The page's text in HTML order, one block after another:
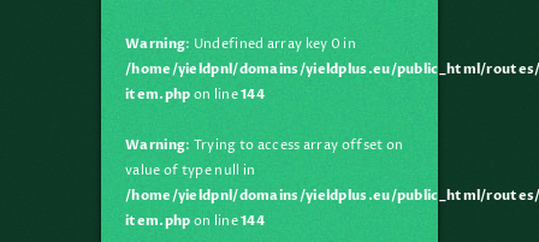
Warning: Undefined array key 0 in
/home/yieldpnl/domains/yieldplus.eu/public_html/
item.php on line144
Warning: Trying to access array offset on
value of type null in
/home/yieldpnl/domains/yieldplus.eu/public_html/
item.php on line144
Buildings in
balance
Al ruim 20 jaar zijn wij een
onafhankelijke
vastgoedbeheerder voor
kantoren, logistiek & retail en